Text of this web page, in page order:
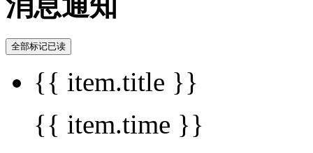
全部标记已读
{{ item.title }}
{{ item.time }}